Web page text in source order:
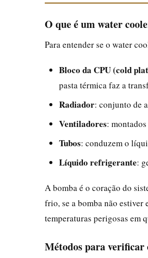
O que é um water
Para entender se o water
Bloco da CPU (cold
pasta térmica faz a
Radiador: conjunto de
Ventiladores:
Tubos: conduzem o
Líquido refrigerante:
A bomba é o coração do
frio, se a bomba não
temperaturas perigosas em
Métodos para verificar